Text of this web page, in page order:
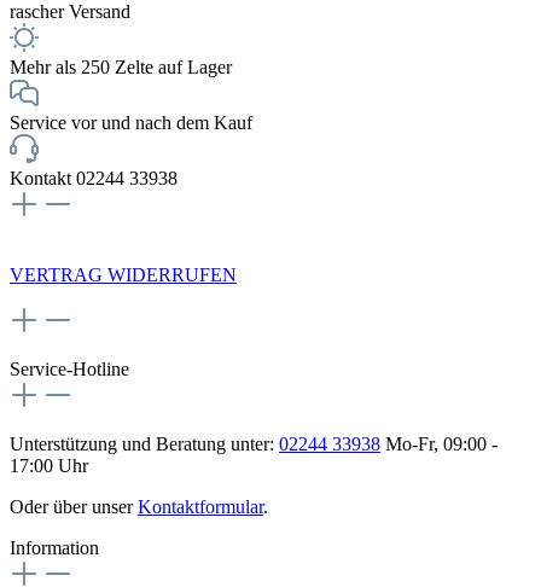
rascher Versand
Mehr als 250 Zelte auf Lager
Service vor und nach dem Kauf
Kontakt 02244 33938
VERTRAG WIDERRUFEN
Service-Hotline
Unterstützung und Beratung unter: 02244 33938 Mo-Fr, 09:00 -
17:00 Uhr
Oder über unserKontaktformular.
Information